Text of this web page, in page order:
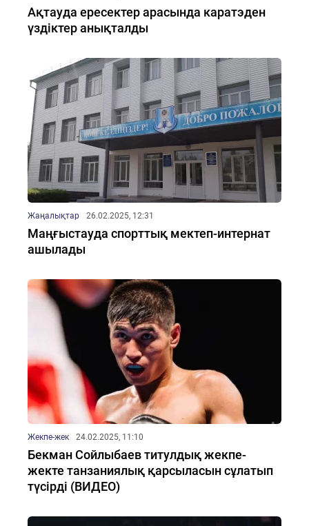
Ақтауда ересектер арасында каратэден
үздіктер анықталды
Жаңалықтар 26.02.2025, 12:31
Маңғыстауда спорттық мектеп-интернат
ашылады
Жекпе-жек 24.02.2025, 11:10
Бекман Сойлыбаев титулдық жекпе-
жекте танзаниялық қарсыласын сұлатып
түсірді (ВИДЕО)